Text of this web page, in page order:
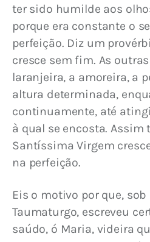
ter sido humilde aos
porque era constante o
perfeição. Diz um
cresce sem fim. As
laranjeira, a amoreira, a
altura determinada,
continuamente, até
à qual se encosta. Assim
Santíssima Virgem
na perfeição.
Eis o motivo por que,
Taumaturgo, escreveu
saúdo, ó Maria, videira